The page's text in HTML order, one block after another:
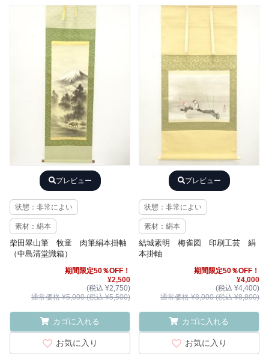
プレビュー
状態：非常によい
素材：絹本
柴田翠山筆 牧童 肉筆絹本掛軸
（中島清堂識箱）
期間限定50％OFF！
¥2,500
(税込 ¥2,750)
通常価格 ¥5,000 (税込 ¥5,500)
カゴに入れる
お気に入り
プレビュー
状態：非常によい
素材：絹本
結城素明 梅雀図 印刷工芸 絹
本掛軸
期間限定50％OFF！
¥4,000
(税込 ¥4,400)
通常価格 ¥8,000 (税込 ¥8,800)
カゴに入れる
お気に入り